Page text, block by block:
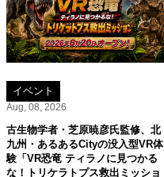
イベント
Aug, 08, 2026
古生物学者・芝原暁彦氏監修、北
九州・あるあるCityの没入型VR体
験「VR恐竜 ティラノに見つかる
な！トリケラトプス救出ミッショ